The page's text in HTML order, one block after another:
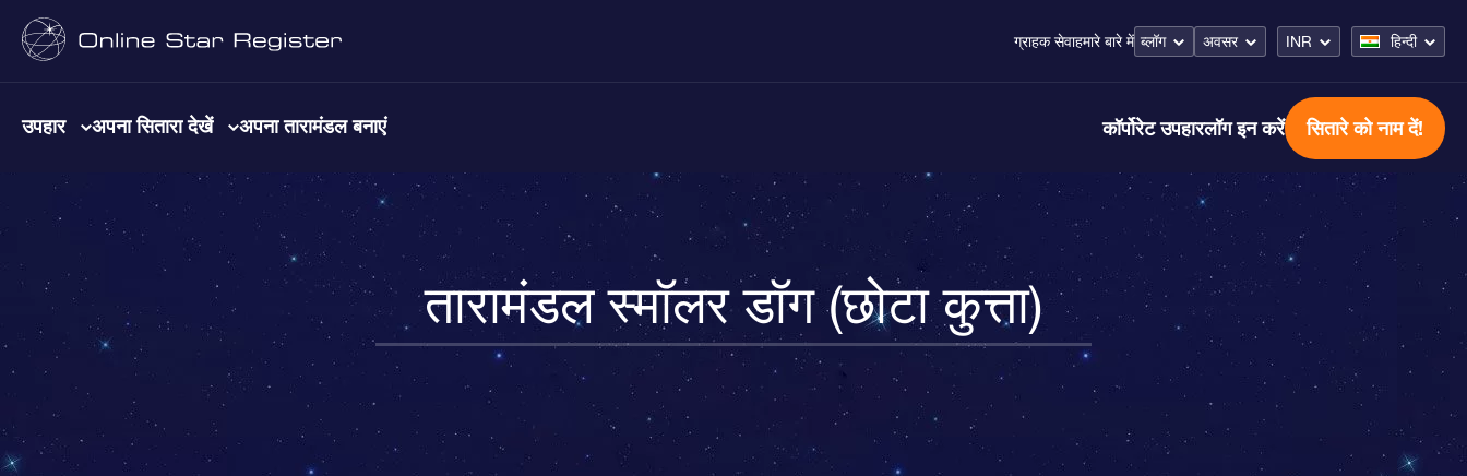
ग्राहक सेवाहमारे बारे में ब्लॉग अवसर INR हिन्दी
उपहार अपना सितारा देखें अपना तारामंडल बनाएं कॉर्पोरेट उपहारलॉग इन करें सितारे को नाम दें!
तारामंडल स्मॉलर डॉग (छोटा कुत्ता)